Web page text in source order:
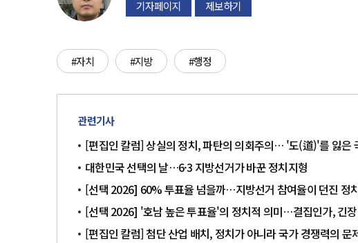
기자페이지 제보하기
#자치 #지방 #행정
관련기사
[편집인 칼럼] 상실의 정치, 파탄의 의회주의… '도(道)'를 잃은
대한민국 선택의 날…6·3 지방선거가 바꾼 정치지형
[선택 2026] 60% 투표율 넘을까…지방선거 참여율이 던진 정
[선택 2026] '호남 높은 투표율'의 정치적 의미…결집인가, 긴
[편집인 칼럼] 첨단 산업 배치, 정치가 아니라 국가 경쟁력의 문